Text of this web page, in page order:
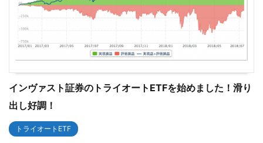
インヴァスト証券のトライオートETFを始めました！滑り
出し好調！
トライオートETF